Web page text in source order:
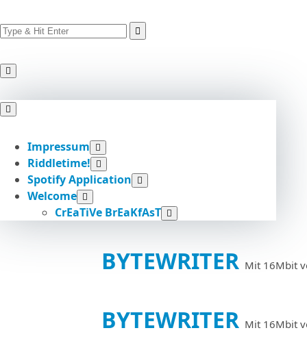
Skip
content
Search
for:
Impressum
Riddletime!
Spotify Application
Welcome
CrEaTiVe BrEaKfAsT
BYTEWRITER Mit 16Mbit
BYTEWRITER Mit 16Mbit